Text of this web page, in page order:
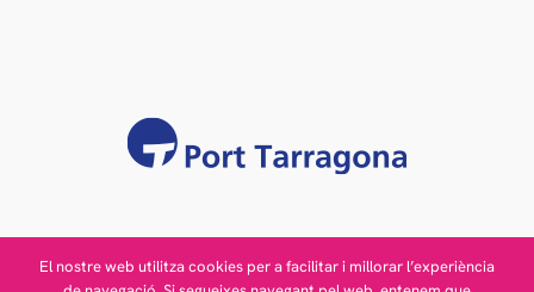
El nostre web utilitza cookies per a facilitar i millorar l’experiència